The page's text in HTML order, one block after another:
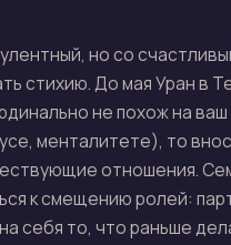
но со
стихию. До мая Уран в
не похож на
менталитете), то
отношения.
к смещению ролей:
себя то, что раньше